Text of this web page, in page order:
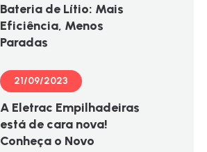
Bateria de Lítio: Mais
Eficiência, Menos
Paradas
21/09/2023
A Eletrac Empilhadeiras
está de cara nova!
Conheça o Novo